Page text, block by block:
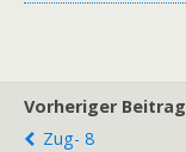
Vorheriger Beitrag
Zug- 8